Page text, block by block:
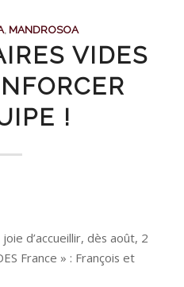
, MANDROSOA
VIDES
!
d’accueillir, dès août, 2
France » : François et